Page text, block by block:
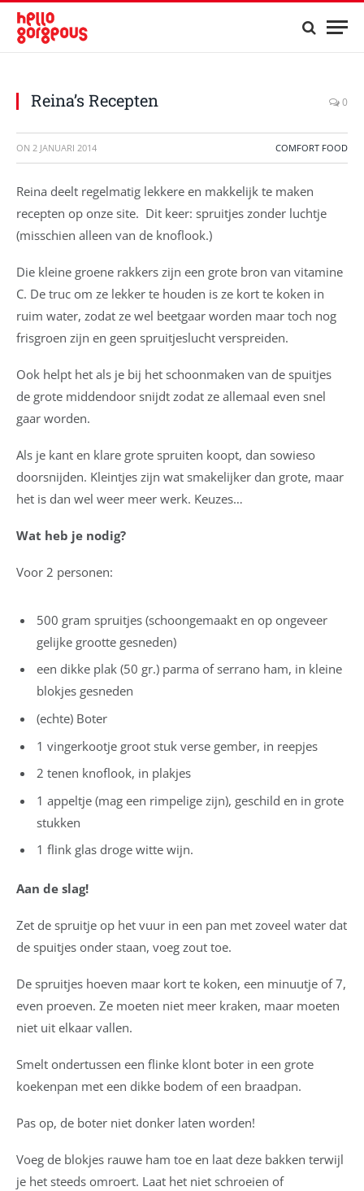
Reina’s Recepten 0
ON 2 JANUARI 2014 COMFORT FOOD
Reina deelt regelmatig lekkere en makkelijk te maken
recepten op onze site. Dit keer: spruitjes zonder luchtje
(misschien alleen van de knoflook.)
Die kleine groene rakkers zijn een grote bron van vitamine
C. De truc om ze lekker te houden is ze kort te koken in
ruim water, zodat ze wel beetgaar worden maar toch nog
frisgroen zijn en geen spruitjeslucht verspreiden.
Ook helpt het als je bij het schoonmaken van de spuitjes
de grote middendoor snijdt zodat ze allemaal even snel
gaar worden.
Als je kant en klare grote spruiten koopt, dan sowieso
doorsnijden. Kleintjes zijn wat smakelijker dan grote, maar
het is dan wel weer meer werk. Keuzes…
Wat heb je nodig?
Voor 2 personen:
500 gram spruitjes (schoongemaakt en op ongeveer
gelijke grootte gesneden)
een dikke plak (50 gr.) parma of serrano ham, in kleine
blokjes gesneden
(echte) Boter
1 vingerkootje groot stuk verse gember, in reepjes
2 tenen knoflook, in plakjes
1 appeltje (mag een rimpelige zijn), geschild en in grote
stukken
1 flink glas droge witte wijn.
Aan de slag!
Zet de spruitje op het vuur in een pan met zoveel water dat
de spuitjes onder staan, voeg zout toe.
De spruitjes hoeven maar kort te koken, een minuutje of 7,
even proeven. Ze moeten niet meer kraken, maar moeten
niet uit elkaar vallen.
Smelt ondertussen een flinke klont boter in een grote
koekenpan met een dikke bodem of een braadpan.
Pas op, de boter niet donker laten worden!
Voeg de blokjes rauwe ham toe en laat deze bakken terwijl
je het steeds omroert. Laat het niet schroeien of